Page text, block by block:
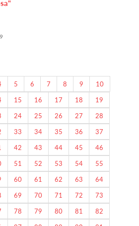
5 6 7 8 9
10
15 16 17 18
19
24 25 26 27
28
33 34 35 36
37
42 43 44 45
46
51 52 53 54
55
60 61 62 63
64
69 70 71 72
73
78 79 80 81
82